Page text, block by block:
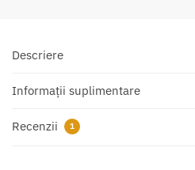
Descriere
Informații suplimentare
Recenzii 1